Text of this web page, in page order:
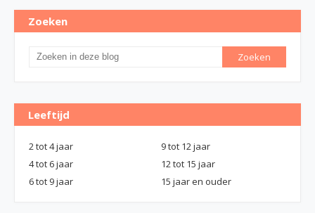
Zoeken
Leeftijd
2 tot 4 jaar
9 tot 12 jaar
4 tot 6 jaar
12 tot 15 jaar
6 tot 9 jaar
15 jaar en ouder